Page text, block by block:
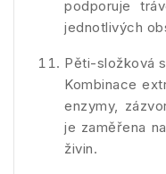
podporuje
jednotlivých
Pěti-složková
Kombinace
enzymy,
je zaměřena
živin.